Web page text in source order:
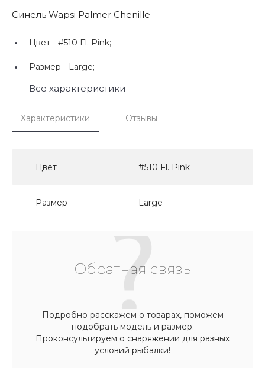
Синель Wapsi Palmer Chenille
Цвет - #510 Fl. Pink;
Размер - Large;
Все характеристики
Характеристики Отзывы
Цвет #510 Fl. Pink
Размер Large
Обратная связь
Подробно расскажем о товарах, поможем
подобрать модель и размер.
Проконсультируем о снаряжении для разных
условий рыбалки!